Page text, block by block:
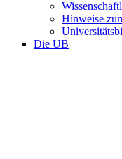
Hinweise
Die UB